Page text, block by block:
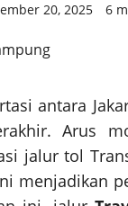
20, 2025 6
antara
Arus
jalur tol
menjadikan